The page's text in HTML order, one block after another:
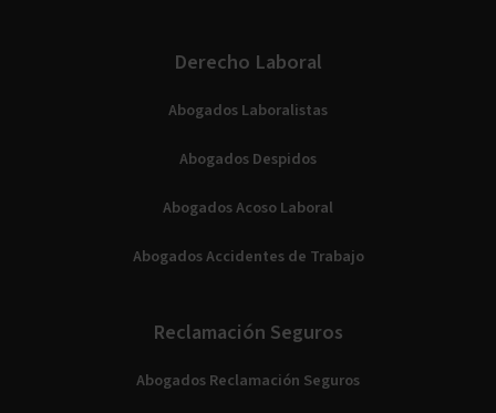
Derecho Laboral
Abogados Laboralistas
Abogados Despidos
Abogados Acoso Laboral
Abogados Accidentes de Trabajo
Reclamación Seguros
Abogados Reclamación Seguros